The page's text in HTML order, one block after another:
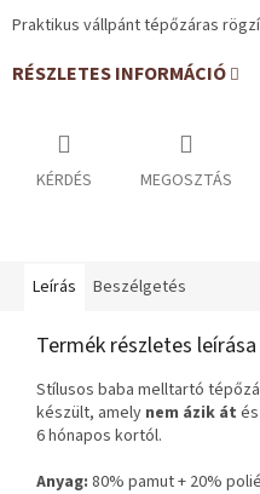
Praktikus vállpánt tépőzáras
RÉSZLETES INFORMÁCIÓ
KÉRDÉS MEGOSZTÁS
Leírás Beszélgetés
Termék részletes leírása
Stílusos baba melltartó
készült, amely nem ázik át
6 hónapos kortól.
Anyag: 80% pamut + 20%